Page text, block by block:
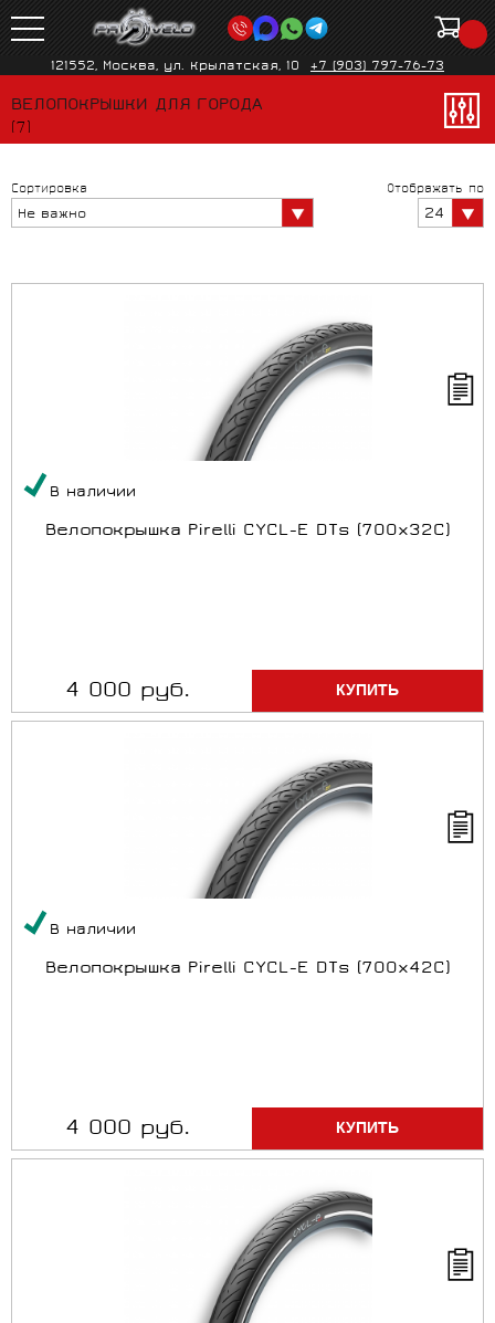
121552, Москва, ул. Крылатская, 10 +7 (903) 797-76-73
ВЕЛОПОКРЫШКИ ДЛЯ ГОРОДА
(7)
Сортировка
Не важно
Отображать по
24
В наличии
Велопокрышка Pirelli CYCL-E DTs (700x32C)
4 000 руб.
В наличии
Велопокрышка Pirelli CYCL-E DTs (700x42C)
4 000 руб.